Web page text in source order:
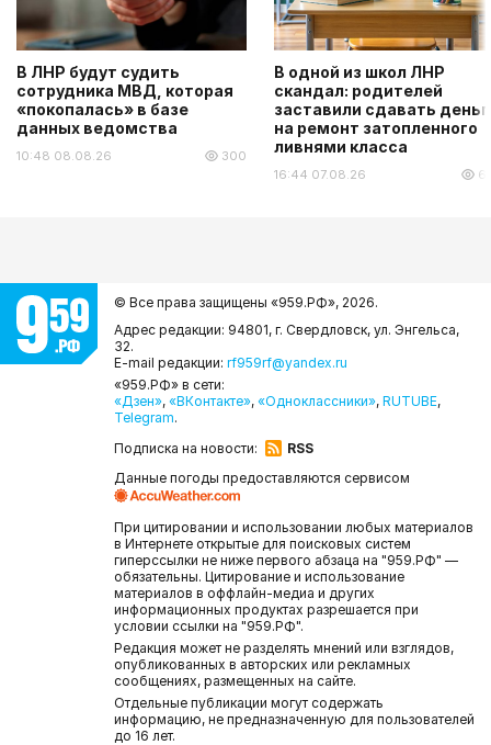
В ЛНР будут судить
сотрудника МВД, которая
«покопалась» в базе
данных ведомства
10:48 08.08.26 300
В одной из школ ЛНР
скандал: родителей
заставили сдавать
на ремонт затопленного
ливнями класса
16:44 07.08.26
© Все права защищены «959.РФ», 2026.
Адрес редакции: 94801, г. Свердловск, ул. Энгельса,
32.
E-mail редакции: rf959rf@yandex.ru
«959.РФ» в сети:
«Дзен», «ВКонтакте», «Одноклассники», RUTUBE,
Telegram.
Подписка на новости:
RSS
Данные погоды предоставляются сервисом
При цитировании и использовании любых материалов
в Интернете открытые для поисковых систем
гиперссылки не ниже первого абзаца на "959.РФ" —
обязательны. Цитирование и использование
материалов в оффлайн-медиа и других
информационных продуктах разрешается при
условии ссылки на "959.РФ".
Редакция может не разделять мнений или взглядов,
опубликованных в авторских или рекламных
сообщениях, размещенных на сайте.
Отдельные публикации могут содержать
информацию, не предназначенную для пользователей
до 16 лет.